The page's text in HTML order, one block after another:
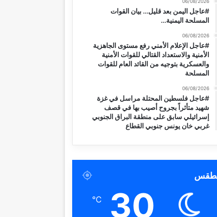
#عاجل اليمن بعد قليل… بيان القوات
المسلحة اليمنية…
06/08/2026
#عاجل الإعلام الأمني رفع مستوى الجاهزية
الأمنية والاستعداد القتالي للقوات الأمنية
والعسكرية بتوجيه من القائد العام للقوات
المسلحة
06/08/2026
#عاجل فلسطين المحتلة مراسل في غزة
شهيد متأثراً بجروح أصيب بها في قصف
إسرائيلي سابق على منطقة البراق الجنوبي
غربي خان يونس جنوبي القطاع
30
℃